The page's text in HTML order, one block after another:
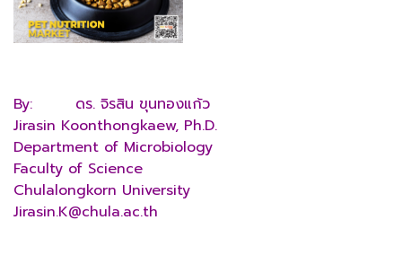
By: ดร. จิรสิน ขุนทองแก้ว
Jirasin Koonthongkaew, Ph.D.
Department of Microbiology
Faculty of Science
Chulalongkorn University
Jirasin.K@chula.ac.th